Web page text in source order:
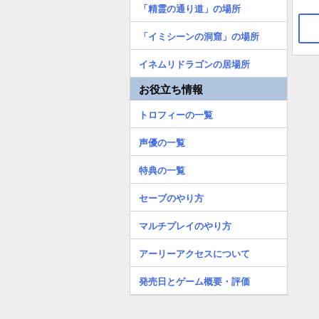
「精霊の通り道」の場所
「イミシーンの洞窟」の場所
イネムリドラゴンの居場所
お役立ち情報
トロフィーの一覧
声優の一覧
特典の一覧
セーブのやり方
マルチプレイのやり方
アーリーアクセスについて
発売日とゲーム概要・評価